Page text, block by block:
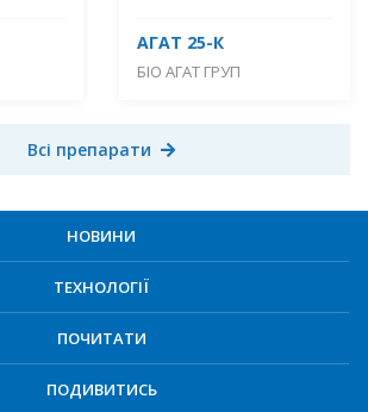
АГАТ 25-К
БІО АГАТ ГРУП
Всі препарати
НОВИНИ
ТЕХНОЛОГІЇ
ПОЧИТАТИ
ПОДИВИТИСЬ